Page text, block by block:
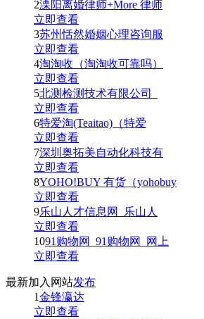
2溧阳离婚律师+More 律师
立即查看
3苏州恬然婚姻心理咨询服
立即查看
4淘淘收（淘淘收可靠吗）
立即查看
5北测检测技术有限公司_
立即查看
6特爱淘(Teaitao)（特爱
立即查看
7深圳奥拓美自动化科技有
立即查看
8YOHO!BUY 有货（yohobuy
立即查看
9乐山人才信息网_乐山人
立即查看
1091购物网_91购物网_网上
立即查看
最新加入网站发布
1金锋瀛达
立即查看